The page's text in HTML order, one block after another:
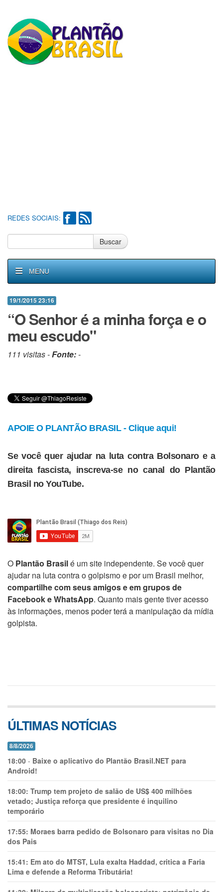
REDES SOCIAIS:
Buscar
MENU
19/1/2015 23:16
“O Senhor é a minha força e o
meu escudo"
111 visitas -Fonte:-
APOIE O PLANTÃO BRASIL - Clique aqui!
Se você quer ajudar na luta contra Bolsonaro e a
direita fascista, inscreva-se no canal do Plantão
Brasil no YouTube.
O Plantão Brasilé um site independente. Se você quer
ajudar na luta contra o golpismo e por um Brasil melhor,
compartilhe com seus amigos e em grupos de
Facebook e WhatsApp. Quanto mais gente tiver acesso
às informações, menos poder terá a manipulação da mídia
golpista.
ÚLTIMAS NOTÍCIAS
8/8/2026
18:00 - Baixe o aplicativo do Plantão Brasil.NET para
Android!
18:00: Trump tem projeto de salão de US$ 400 milhões
vetado; Justiça reforça que presidente é inquilino
temporário
17:55: Moraes barra pedido de Bolsonaro para visitas no Dia
dos Pais
15:41: Em ato do MTST, Lula exalta Haddad, critica a Faria
Lima e defende a Reforma Tributária!